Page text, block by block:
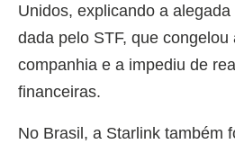
Unidos, explicando a
dada pelo STF, que congelou
companhia e a impediu de
financeiras.
No Brasil, a Starlink também